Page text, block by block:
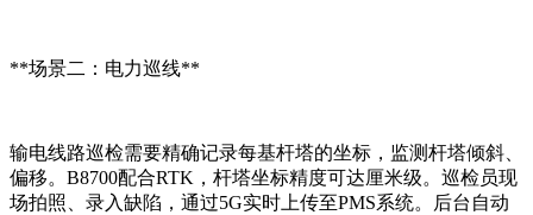
**场景二：电力巡线**
输电线路巡检需要精确记录每基杆塔的坐标，监测杆塔倾斜、
偏移。B8700配合RTK，杆塔坐标精度可达厘米级。巡检员现
场拍照、录入缺陷，通过5G实时上传至PMS系统。后台自动